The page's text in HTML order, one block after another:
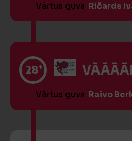
Vārtus guva Ričards
28’
Vārtus guva Raivo